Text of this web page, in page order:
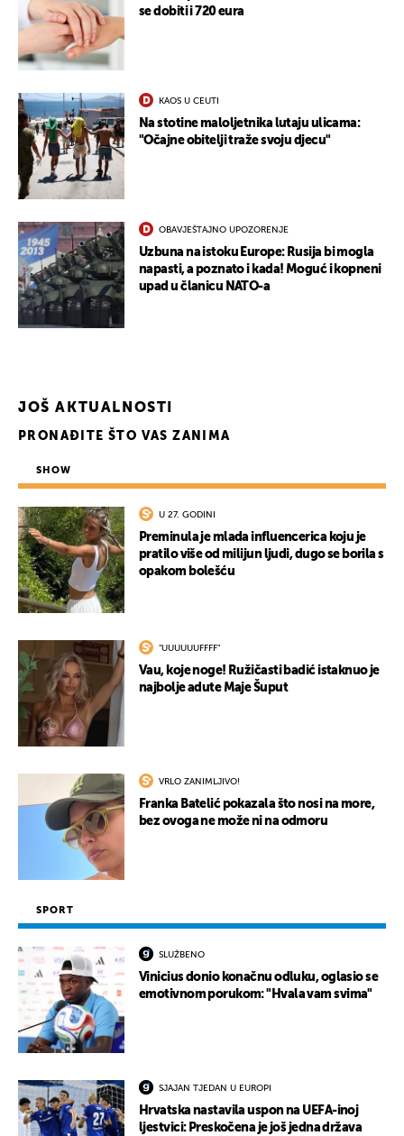
se dobiti i 720 eura
KAOS U CEUTI
Na stotine maloljetnika lutaju ulicama:
"Očajne obitelji traže svoju djecu"
OBAVJEŠTAJNO UPOZORENJE
Uzbuna na istoku Europe: Rusija bi mogla
napasti, a poznato i kada! Moguć i kopneni
upad u članicu NATO-a
JOŠ AKTUALNOSTI
PRONAĐITE ŠTO VAS ZANIMA
SHOW
U 27. GODINI
Preminula je mlada influencerica koju je
pratilo više od milijun ljudi, dugo se borila s
opakom bolešću
"UUUUUUFFFF"
Vau, koje noge! Ružičasti badić istaknuo je
najbolje adute Maje Šuput
VRLO ZANIMLJIVO!
Franka Batelić pokazala što nosi na more,
bez ovoga ne može ni na odmoru
SPORT
SLUŽBENO
Vinicius donio konačnu odluku, oglasio se
emotivnom porukom: "Hvala vam svima"
SJAJAN TJEDAN U EUROPI
Hrvatska nastavila uspon na UEFA-inoj
ljestvici: Preskočena je još jedna država
UKLJUČITE NOTIFIKACIJE